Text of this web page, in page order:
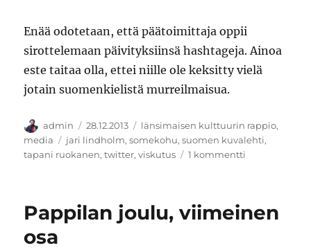
Enää odotetaan, että päätoimittaja oppii
sirottelemaan päivityksiinsä hashtageja. Ainoa
este taitaa olla, ettei niille ole keksitty vielä
jotain suomenkielistä murreilmaisua.
Kirjoittaja
admin Julkaistu
28.12.2013 Kategoriat
länsimaisen kulttuurin rappio,
media
Avainsanat
jari lindholm,somekohu,suomen kuvalehti,
tapani ruokanen,twitter,viskutus 1 kommentti
Pappilan joulu, viimeinen
osa